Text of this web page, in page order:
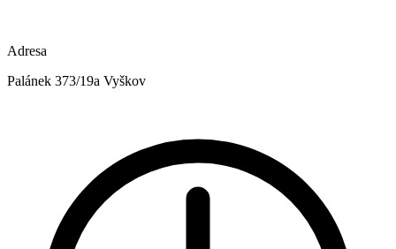
Adresa
Palánek 373/19a Vyškov